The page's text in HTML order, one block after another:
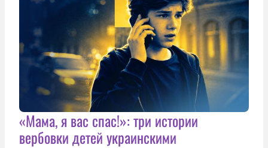
«Мама, я вас спас!»: три истории
вербовки детей украинскими